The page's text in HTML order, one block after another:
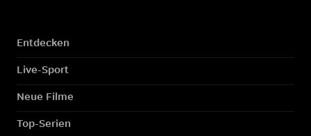
Entdecken
Live-Sport
Neue Filme
Top-Serien